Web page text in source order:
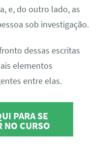
e, do outro lado, as
sob investigação.
dessas escritas
elementos
entre elas.
PARA SE
NO CURSO